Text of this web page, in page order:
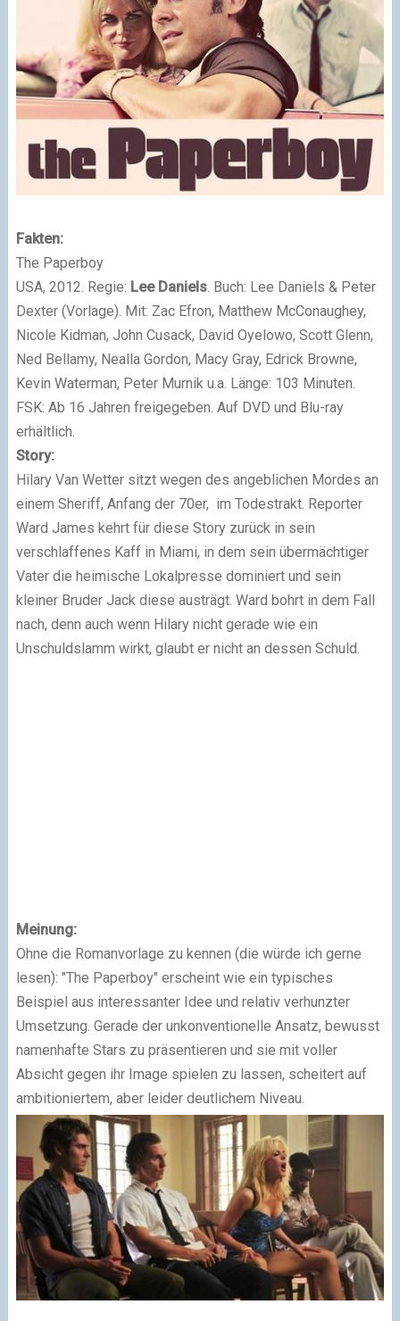
Fakten:
The Paperboy
USA, 2012. Regie: Lee Daniels. Buch: Lee Daniels & Peter
Dexter (Vorlage). Mit: Zac Efron, Matthew McConaughey,
Nicole Kidman, John Cusack, David Oyelowo, Scott Glenn,
Ned Bellamy, Nealla Gordon, Macy Gray, Edrick Browne,
Kevin Waterman, Peter Murnik u.a. Länge: 103 Minuten.
FSK: Ab 16 Jahren freigegeben. Auf DVD und Blu-ray
erhältlich.
Story:
Hilary Van Wetter sitzt wegen des angeblichen Mordes an
einem Sheriff, Anfang der 70er, im Todestrakt. Reporter
Ward James kehrt für diese Story zurück in sein
verschlaffenes Kaff in Miami, in dem sein übermächtiger
Vater die heimische Lokalpresse dominiert und sein
kleiner Bruder Jack diese austrägt. Ward bohrt in dem Fall
nach, denn auch wenn Hilary nicht gerade wie ein
Unschuldslamm wirkt, glaubt er nicht an dessen Schuld.
Meinung:
Ohne die Romanvorlage zu kennen (die würde ich gerne
lesen): "The Paperboy" erscheint wie ein typisches
Beispiel aus interessanter Idee und relativ verhunzter
Umsetzung. Gerade der unkonventionelle Ansatz, bewusst
namenhafte Stars zu präsentieren und sie mit voller
Absicht gegen ihr Image spielen zu lassen, scheitert auf
ambitioniertem, aber leider deutlichem Niveau.